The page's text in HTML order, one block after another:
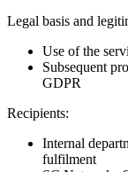
Legal basis and
Use of the
Subsequent
GDPR
Recipients:
Internal
fulfilment